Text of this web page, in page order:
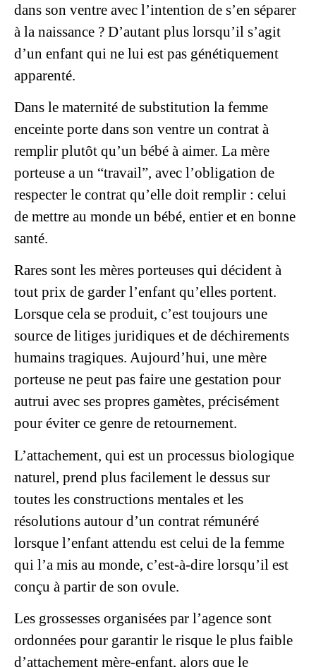
dans son ventre avec l’intention de s’en séparer
à la naissance ? D’autant plus lorsqu’il s’agit
d’un enfant qui ne lui est pas génétiquement
apparenté.
Dans le maternité de substitution la femme
enceinte porte dans son ventre un contrat à
remplir plutôt qu’un bébé à aimer. La mère
porteuse a un “travail”, avec l’obligation de
respecter le contrat qu’elle doit remplir : celui
de mettre au monde un bébé, entier et en bonne
santé.
Rares sont les mères porteuses qui décident à
tout prix de garder l’enfant qu’elles portent.
Lorsque cela se produit, c’est toujours une
source de litiges juridiques et de déchirements
humains tragiques. Aujourd’hui, une mère
porteuse ne peut pas faire une gestation pour
autrui avec ses propres gamètes, précisément
pour éviter ce genre de retournement.
L’attachement, qui est un processus biologique
naturel, prend plus facilement le dessus sur
toutes les constructions mentales et les
résolutions autour d’un contrat rémunéré
lorsque l’enfant attendu est celui de la femme
qui l’a mis au monde, c’est-à-dire lorsqu’il est
conçu à partir de son ovule.
Les grossesses organisées par l’agence sont
ordonnées pour garantir le risque le plus faible
d’attachement mère-enfant, alors que le